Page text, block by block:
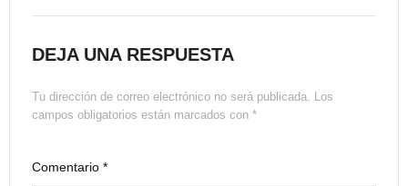
DEJA UNA RESPUESTA
Tu dirección de correo electrónico no será publicada. Los
campos obligatorios están marcados con *
Comentario *